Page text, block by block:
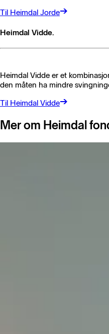
Til Heimdal Jorde
Heimdal Vidde.
Heimdal Vidde er et
den måten ha mindre
Til Heimdal Vidde
Mer om Heimdal